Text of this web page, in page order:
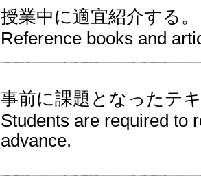
授業中に適宜紹介する。
Reference books and
事前に課題となったテ
Students are required to
advance.